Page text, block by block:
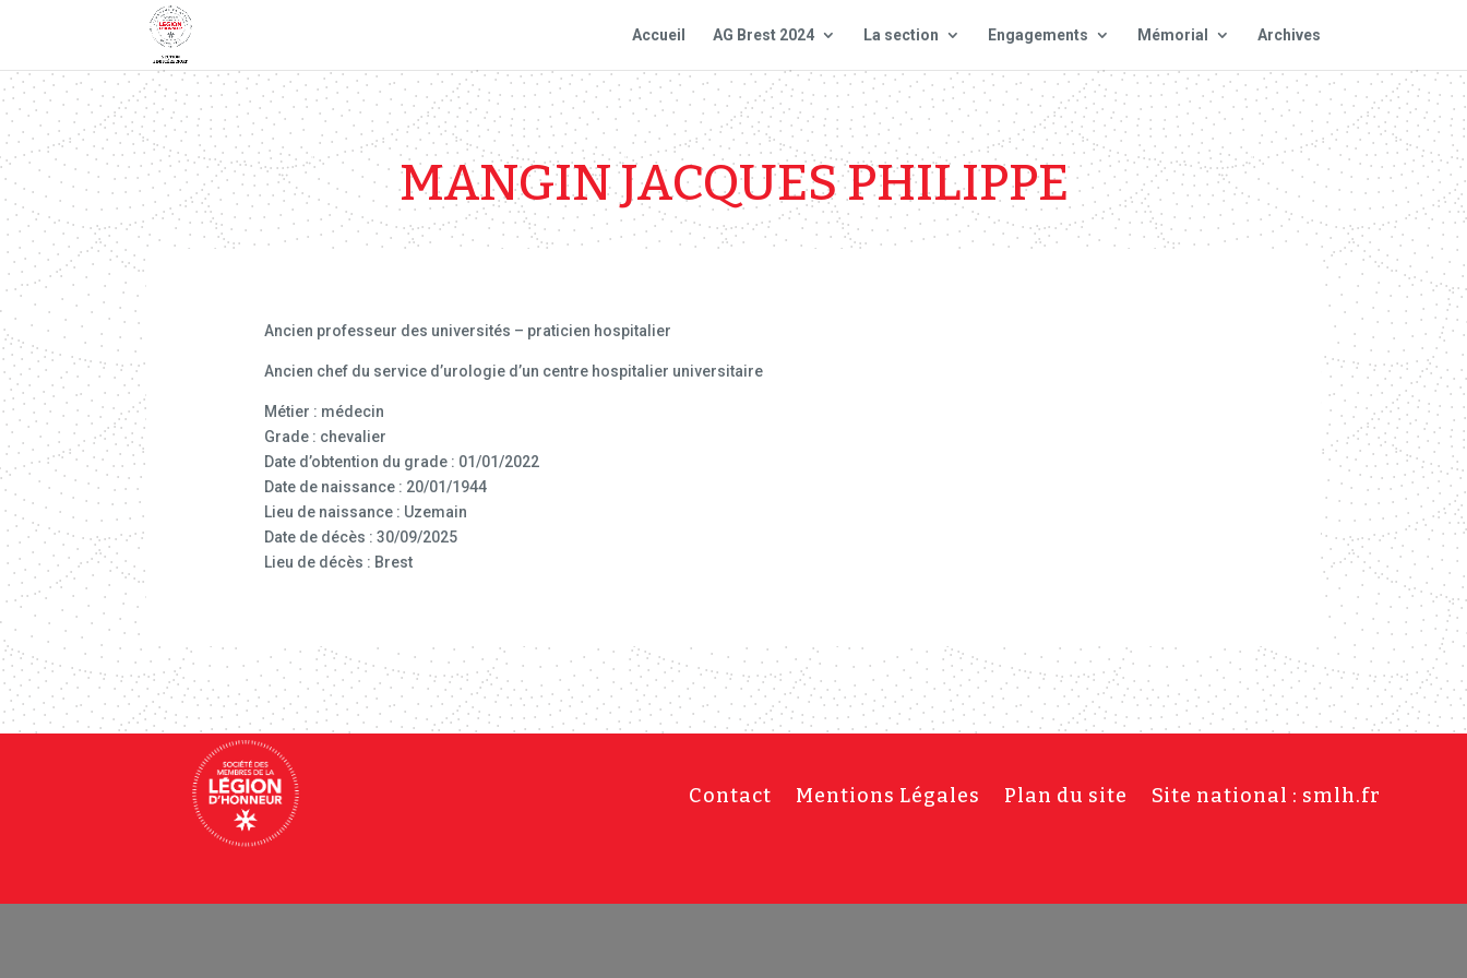
Accueil AG Brest 2024 La section Engagements Mémorial Archives
MANGIN JACQUES PHILIPPE
Ancien professeur des universités – praticien hospitalier
Ancien chef du service d’urologie d’un centre hospitalier universitaire
Métier : médecin
Grade : chevalier
Date d’obtention du grade : 01/01/2022
Date de naissance : 20/01/1944
Lieu de naissance : Uzemain
Date de décès : 30/09/2025
Lieu de décès : Brest
Contact Mentions Légales Plan du site Site national : smlh.fr